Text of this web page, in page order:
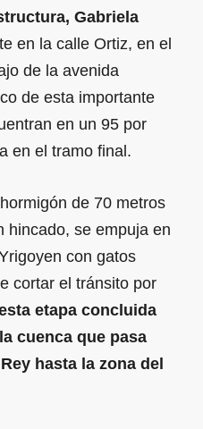
Gabriela
en la calle Ortiz, en el
de la avenida
de esta importante
en un 95 por
en el tramo final.
de 70 metros
hincado, se empuja en
con gatos
cortar el tránsito por
etapa concluida
cuenca que pasa
hasta la zona del